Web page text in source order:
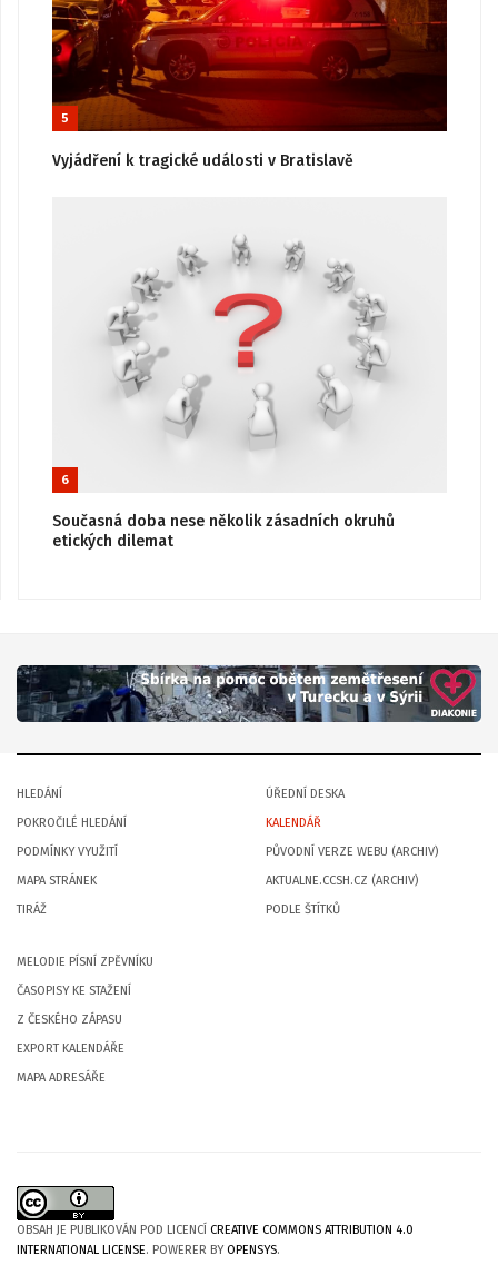
5
Vyjádření k tragické události v Bratislavě
6
Současná doba nese několik zásadních okruhů
etických dilemat
HLEDÁNÍ
POKROČILÉ HLEDÁNÍ
PODMÍNKY VYUŽITÍ
MAPA STRÁNEK
TIRÁŽ
ÚŘEDNÍ DESKA
KALENDÁŘ
PŮVODNÍ VERZE WEBU (ARCHIV)
AKTUALNE.CCSH.CZ (ARCHIV)
PODLE ŠTÍTKŮ
MELODIE PÍSNÍ ZPĚVNÍKU
ČASOPISY KE STAŽENÍ
Z ČESKÉHO ZÁPASU
EXPORT KALENDÁŘE
MAPA ADRESÁŘE
OBSAH JE PUBLIKOVÁN POD LICENCÍ CREATIVE COMMONS ATTRIBUTION 4.0
INTERNATIONAL LICENSE. POWERER BYOPENSYS.